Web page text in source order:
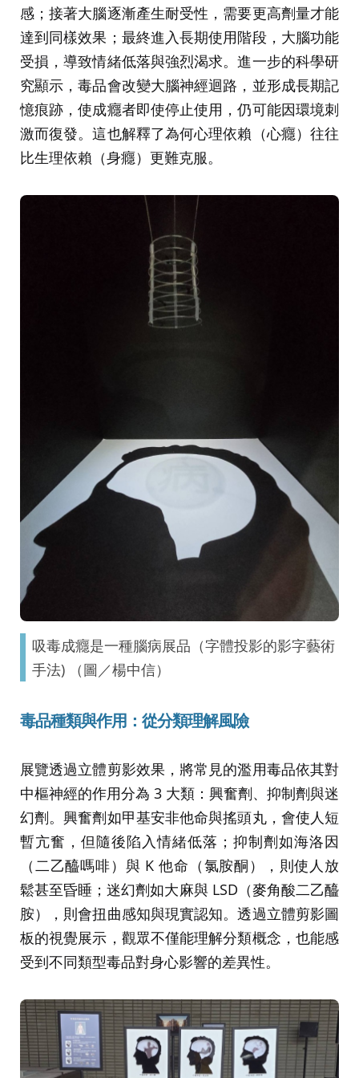
感；接著大腦逐漸產生耐受性，需要更高劑量才能
達到同樣效果；最終進入長期使用階段，大腦功能
受損，導致情緒低落與強烈渴求。進一步的科學研
究顯示，毒品會改變大腦神經迴路，並形成長期記
憶痕跡，使成癮者即使停止使用，仍可能因環境刺
激而復發。這也解釋了為何心理依賴（心癮）往往
比生理依賴（身癮）更難克服。
吸毒成癮是一種腦病展品（字體投影的影字藝術
手法) （圖／楊中信）
毒品種類與作用：從分類理解風險
展覽透過立體剪影效果，將常見的濫用毒品依其對
中樞神經的作用分為 3 大類：興奮劑、抑制劑與迷
幻劑。興奮劑如甲基安非他命與搖頭丸，會使人短
暫亢奮，但隨後陷入情緒低落；抑制劑如海洛因
（二乙醯嗎啡）與 K 他命（氯胺酮），則使人放
鬆甚至昏睡；迷幻劑如大麻與 LSD（麥角酸二乙醯
胺），則會扭曲感知與現實認知。透過立體剪影圖
板的視覺展示，觀眾不僅能理解分類概念，也能感
受到不同類型毒品對身心影響的差異性。